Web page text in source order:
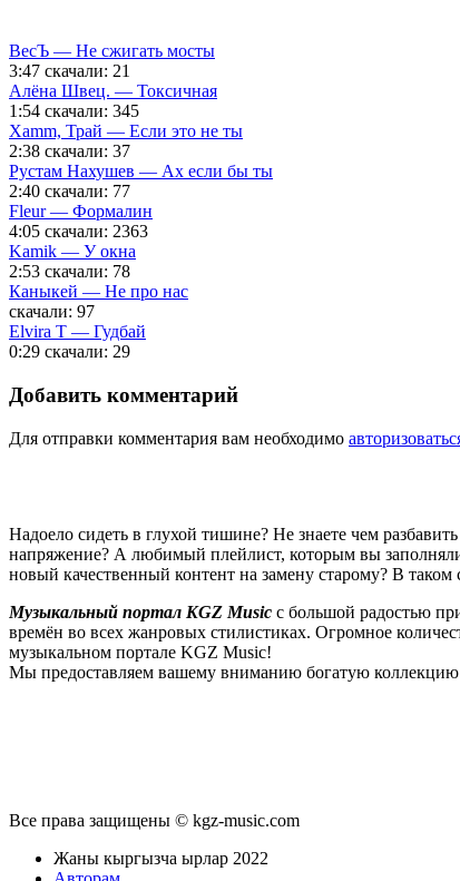
ВесЪ — Не сжигать мосты
3:47 скачали: 21
Алёна Швец. — Токсичная
1:54 скачали: 345
Xamm, Трай — Если это не ты
2:38 скачали: 37
Рустам Нахушев — Ах если бы ты
2:40 скачали: 77
Fleur — Формалин
4:05 скачали: 2363
Kamik — У окна
2:53 скачали: 78
Каныкей — Не про нас
скачали: 97
Elvira T — Гудбай
0:29 скачали: 29
Добавить комментарий
Для отправки комментария вам необходимо
Надоело сидеть в глухой тишине? Не знаете чем
напряжение? А любимый плейлист, которым вы заполняли
новый качественный контент на замену старому? В
Музыкальный портал KGZ Music с большой радостью
времён во всех жанровых стилистиках. Огромное
музыкальном портале KGZ Music!
Мы предоставляем вашему вниманию богатую коллекцию
Регулярные обновления, постоянные новинки, большой
Мы предоставляем вам бесплатный доступ к
звучанием публикуемых песен, и оперативно устраняет
командой и сообщить о проблемах, мешающих вам в
менее довольно таки многофункциональный интерфейс.
Все права защищены © kgz-music.com
Жаны кыргызча ырлар 2022